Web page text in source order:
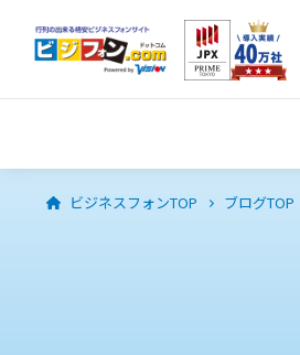
ビジネスフォンTOP ブログTOP